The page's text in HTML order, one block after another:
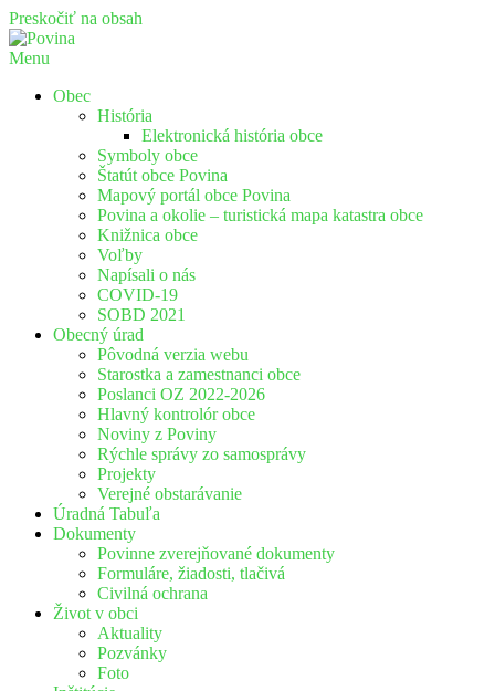
Preskočiť na obsah
Menu
Obec
História
Elektronická história obce
Symboly obce
Štatút obce Povina
Mapový portál obce Povina
Povina a okolie – turistická mapa katastra obce
Knižnica obce
Voľby
Napísali o nás
COVID-19
SOBD 2021
Obecný úrad
Pôvodná verzia webu
Starostka a zamestnanci obce
Poslanci OZ 2022-2026
Hlavný kontrolór obce
Noviny z Poviny
Rýchle správy zo samosprávy
Projekty
Verejné obstarávanie
Úradná Tabuľa
Dokumenty
Povinne zverejňované dokumenty
Formuláre, žiadosti, tlačivá
Civilná ochrana
Život v obci
Aktuality
Pozvánky
Foto